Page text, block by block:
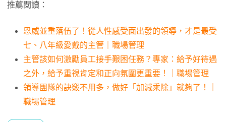
推薦閱讀：
恩威並重落伍了！從人性感受面出發的領導，才是最受
七、八年級愛戴的主管｜職場管理
主管該如何激勵員工接手艱困任務？專家：給予好待遇
之外，給予重視肯定和正向氛圍更重要！｜職場管理
領導團隊的訣竅不用多，做好「加減乘除」就夠了！｜
職場管理